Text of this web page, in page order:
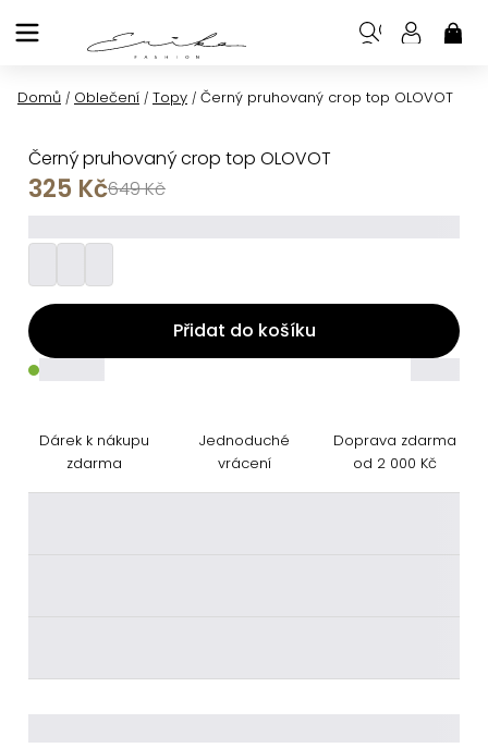
na
Domů / Oblečení / Topy / Černý pruhovaný crop top OLOVOT
Černý pruhovaný crop top OLOVOT
649 Kč
325 Kč
Přidat do košíku
Dárek k nákupu
zdarma
Jednoduché
vrácení
Doprava zdarma
od 2 000 Kč